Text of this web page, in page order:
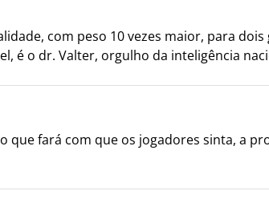
com peso 10 vezes maior, para dois
é o dr. Valter, orgulho da inteligência
que fará com que os jogadores sinta, a